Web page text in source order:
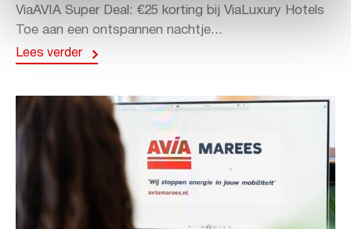
ViaAVIA Super Deal: €25 korting bij ViaLuxury Hotels
Toe aan een ontspannen nachtje...
Lees verder